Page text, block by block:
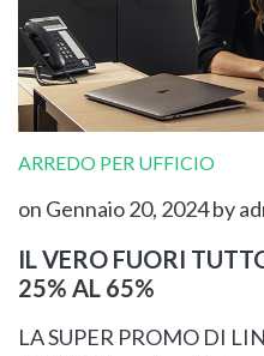
ARREDO PER UFFICIO
on Gennaio 20, 2024by
IL VERO FUORI
25% AL 65%
LA SUPER PROMO DI